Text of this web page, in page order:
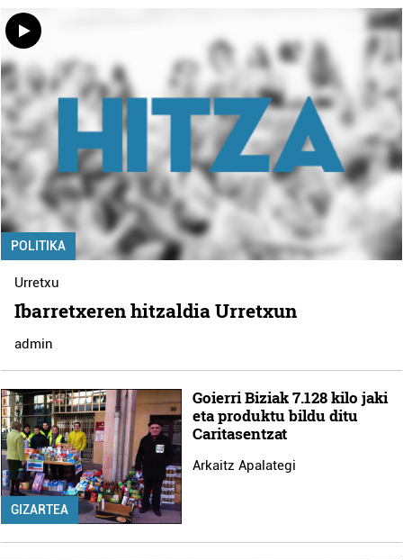
POLITIKA
Urretxu
Ibarretxeren hitzaldia Urretxun
admin
GIZARTEA
Goierri Biziak 7.128 kilo jaki
eta produktu bildu ditu
Caritasentzat
Arkaitz Apalategi